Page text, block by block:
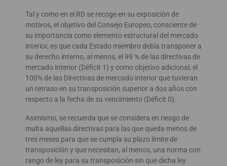
Tal y como en el RD se recoge en su exposición de
motivos, el objetivo del Consejo Europeo, consciente de
su importancia como elemento estructural del mercado
interior, es que cada Estado miembro debía transponer a
su derecho interno, al menos, el 99 % de las directivas de
mercado interior (Déficit 1) y como objetivo adicional, el
100% de las Directivas de mercado interior que tuvieran
un retraso en su transposición superior a dos años con
respecto a la fecha de su vencimiento (Déficit 0).
Asimismo, se recuerda que se considera en riesgo de
multa aquellas directivas para las que queda menos de
tres meses para que se cumpla su plazo límite de
transposición y que necesitan, al menos, una norma con
rango de ley para su transposición sin que dicha ley